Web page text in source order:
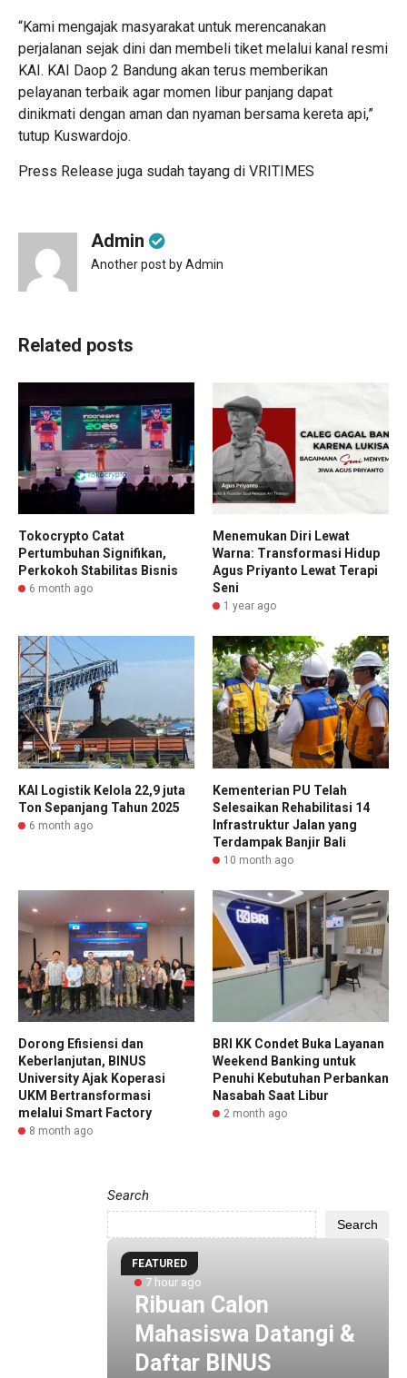
“Kami mengajak masyarakat untuk merencanakan
perjalanan sejak dini dan membeli tiket melalui kanal resmi
KAI. KAI Daop 2 Bandung akan terus memberikan
pelayanan terbaik agar momen libur panjang dapat
dinikmati dengan aman dan nyaman bersama kereta api,”
tutup Kuswardojo.
Press Release juga sudah tayang di VRITIMES
Admin
Another post by Admin
Related posts
Tokocrypto Catat
Pertumbuhan Signifikan,
Perkokoh Stabilitas Bisnis
6 month ago
Menemukan Diri Lewat
Warna: Transformasi Hidup
Agus Priyanto Lewat Terapi
Seni
1 year ago
KAI Logistik Kelola 22,9 juta
Ton Sepanjang Tahun 2025
6 month ago
Kementerian PU Telah
Selesaikan Rehabilitasi 14
Infrastruktur Jalan yang
Terdampak Banjir Bali
10 month ago
Dorong Efisiensi dan
Keberlanjutan, BINUS
University Ajak Koperasi
UKM Bertransformasi
melalui Smart Factory
8 month ago
BRI KK Condet Buka Layanan
Weekend Banking untuk
Penuhi Kebutuhan Perbankan
Nasabah Saat Libur
2 month ago
Search
Search
FEATURED
7 hour ago
Ribuan Calon
Mahasiswa Datangi &
Daftar BINUS